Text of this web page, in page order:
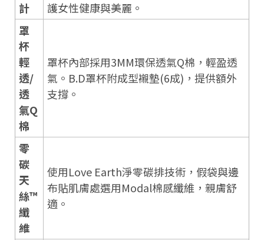
計
護女性健康與美麗。
罩
杯
輕
透/
透
氣Q
棉
罩杯內部採用3MM環保透氣Q棉，輕盈透
氣。B.D罩杯附成型襯墊(6成)，提供額外
支撐。
零
碳
天
絲™
纖
維
使用Love Earth淨零碳排技術，假袋與邊
布貼肌膚處選用Modal棉感纖維，親膚舒
適。